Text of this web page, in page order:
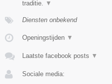
traditie. ▼
Diensten onbekend
Openingstijden ▼
Laatste facebook posts ▼
Sociale media: